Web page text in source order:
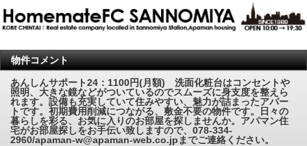
物件コメント
あんしんサポート24：1100円(月額) 洗面化粧台はコンセントや
照明、大きな鏡などがついているのでスムーズに身支度を整えら
れます。設備も充実していて住みやすい、魅力が詰まったアパー
トです。初期費用削減につながる、敷金不要の物件です。日々の
暮らしを彩る、お気に入りのお部屋を探しませんか。アパマン住
宅がお部屋探しをお手伝い致しますので、078-334-
2960/apaman-w@apaman-web.co.jpまでご連絡ください。